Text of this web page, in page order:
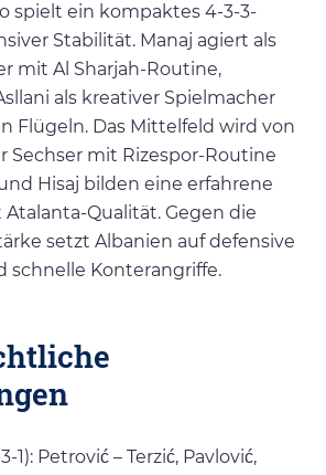
spielt ein kompaktes 4-3-3-
Stabilität. Manaj agiert als
mit Al Sharjah-Routine,
als kreativer Spielmacher
Flügeln. Das Mittelfeld wird von
Sechser mit Rizespor-Routine
Hisaj bilden eine erfahrene
Qualität. Gegen die
setzt Albanien auf defensive
schnelle Konterangriffe.
1): Petrović – Terzić, Pavlović,